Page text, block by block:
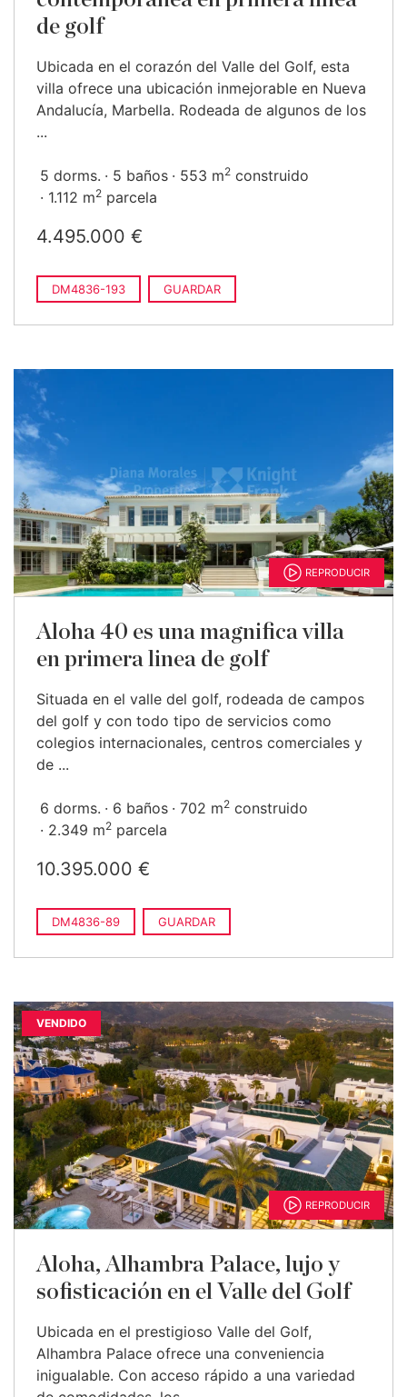
de golf
Ubicada en el corazón del Valle del Golf, esta
villa ofrece una ubicación inmejorable en Nueva
Andalucía, Marbella. Rodeada de algunos de los
...
5 dorms. 5 baños 553 m2 construido
1.112 m2 parcela
4.495.000 €
DM4836-193 GUARDAR
REPRODUCIR
Aloha 40 es una magnifica villa
en primera linea de golf
Situada en el valle del golf, rodeada de campos
del golf y con todo tipo de servicios como
colegios internacionales, centros comerciales y
de ...
6 dorms. 6 baños 702 m2 construido
2.349 m2 parcela
10.395.000 €
DM4836-89 GUARDAR
VENDIDO
REPRODUCIR
Aloha, Alhambra Palace, lujo y
sofisticación en el Valle del Golf
Ubicada en el prestigioso Valle del Golf,
Alhambra Palace ofrece una conveniencia
inigualable. Con acceso rápido a una variedad